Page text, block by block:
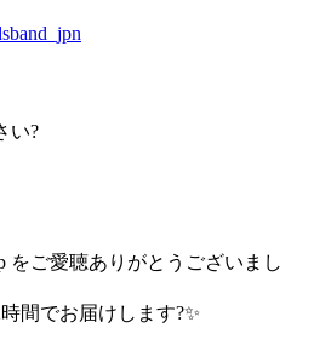
い?
をご愛聴ありがとうございまし
間でお届けします?✨